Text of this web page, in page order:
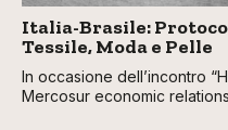
Italia-Brasile:
Tessile, Moda e Pelle
In occasione dell’incontro
Mercosur economic